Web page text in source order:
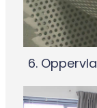
6.